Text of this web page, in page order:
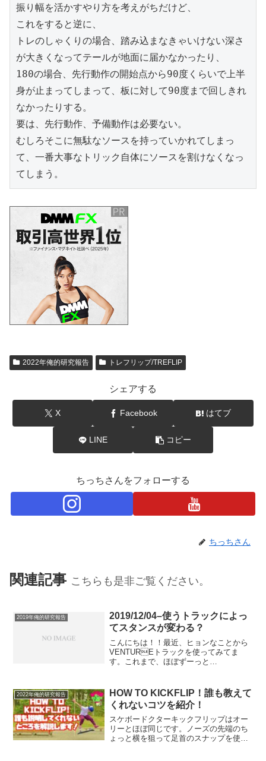
振り幅を活かすやり方を考えがちだけど、
これをすると逆に、
トレのしゃくりの場合、踏み込まなきゃいけない深さ
が大きくなってテールが地面に届かなかったり、
180の場合、先行動作の開始点から90度くらいで上半
身が止まってしまって、板に対して90度まで回しきれ
なかったりする。
要は、先行動作、予備動作は必要ない。
むしろそこに無駄なソースを持っていかれてしまっ
て、一番大事なトリック自体にソースを割けなくなっ
てしまう。
2022年俺的研究報告 トレフリップ/TREFLIP
シェアする
X Facebook はてブ
LINE コピー
ちっちさんをフォローする
ちっちさん
関連記事 こちらも是非ご覧ください。
2019年俺的研究報告
2019/12/04–使うトラックによっ
てスタンスが変わる？
こんにちは！！最近、ヒョンなことから
VENTUREトラックを使ってみてま
す。これまで、ほぼずーっと
て、あと、INDYとの違いとかも気になっ
ていたので、思い切って使...
2022年俺的研究報告
HOW TO KICKFLIP！誰も教えて
くれないコツを紹介！
スケボードクターキックフリップはオー
リーとほぼ同じです。ノーズの先端のち
ょっと横を狙って足首のスナップを使っ